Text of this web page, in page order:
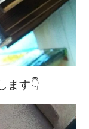
ます👇